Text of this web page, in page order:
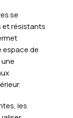
se
et résistants
espace de
les